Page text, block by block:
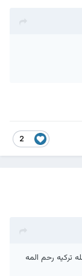
2
رحم المه